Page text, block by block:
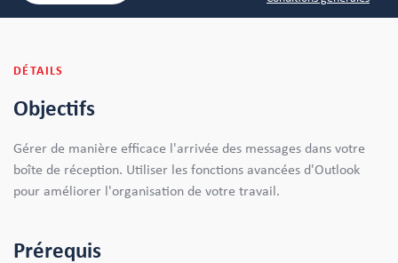
DÉTAILS
Objectifs
Gérer de manière efficace l'arrivée des messages dans votre
boîte de réception. Utiliser les fonctions avancées d'Outlook
pour améliorer l'organisation de votre travail.
Prérequis